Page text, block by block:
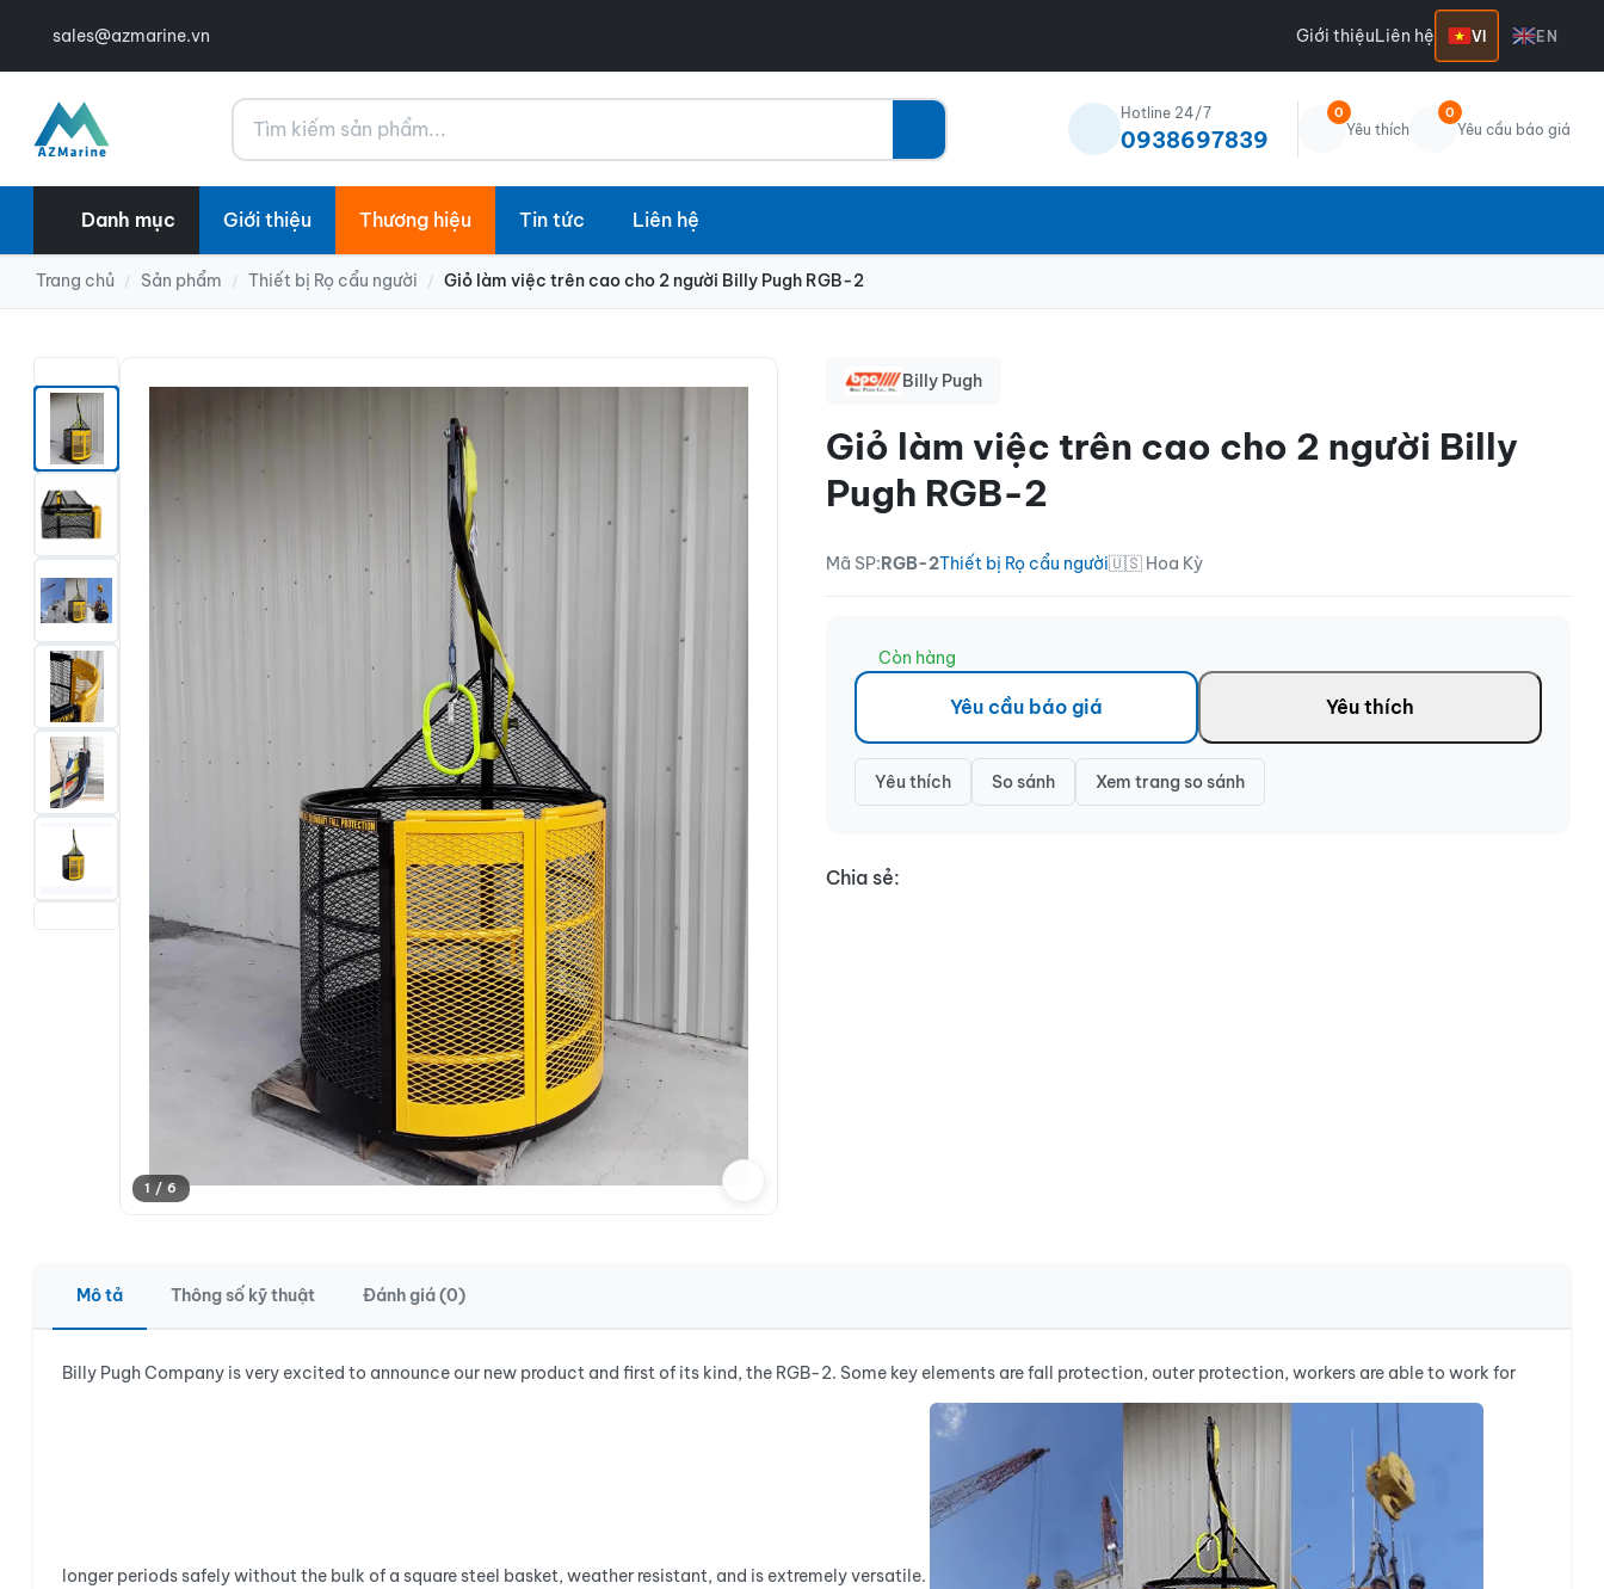
sales@azmarine.vn Giới thiệuLiên hệ VI EN
Tìm kiếm Hotline 24/7
0938697839
0
Yêu thích
0
Yêu cầu báo giá
Danh mục Giới thiệu Thương hiệu Tin tức Liên hệ
Trang chủ / Sản phẩm / Thiết bị Rọ cẩu người / Giỏ làm việc trên cao cho 2 người Billy Pugh RGB-2
1 / 6
Billy Pugh
Giỏ làm việc trên cao cho 2 người Billy
Pugh RGB-2
Mã SP:RGB-2Thiết bị Rọ cẩu người🇺🇸 Hoa Kỳ
Còn hàng
Yêu cầu báo giá Yêu thích
Yêu thích So sánh Xem trang so sánh
Chia sẻ:
Mô tả Thông số kỹ thuật Đánh giá (0)
Billy Pugh Company is very excited to announce our new product and first of its kind, the RGB-2. Some key elements are fall protection, outer protection, workers are able to work for
longer periods safely without the bulk of a square steel basket, weather resistant, and is extremely versatile.